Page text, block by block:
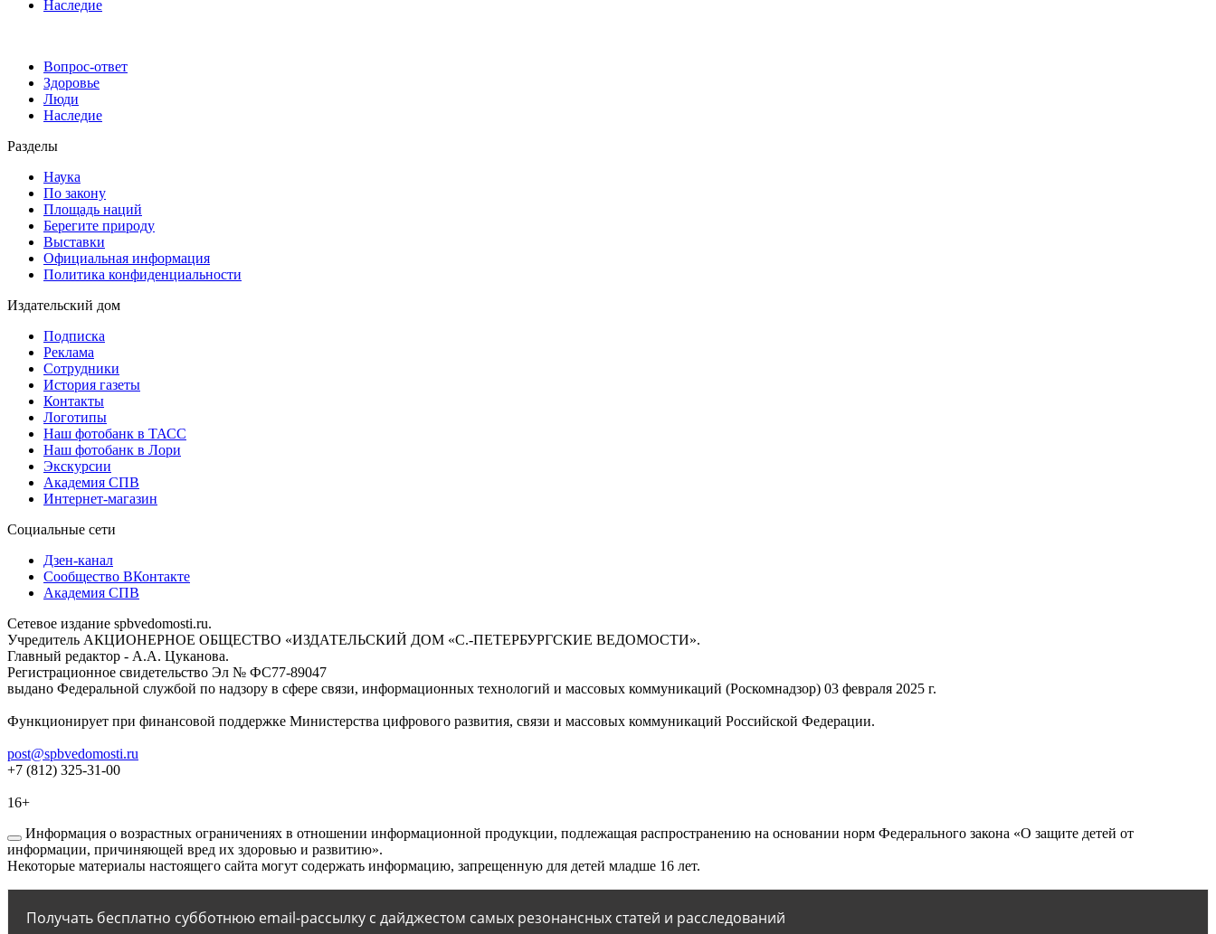
Наследие
Вопрос-ответ
Здоровье
Люди
Наследие
Разделы
Наука
По закону
Площадь наций
Берегите природу
Выставки
Официальная информация
Политика конфиденциальности
Издательский дом
Подписка
Реклама
Сотрудники
История газеты
Контакты
Логотипы
Наш фотобанк в ТАСС
Наш фотобанк в Лори
Экскурсии
Академия СПВ
Интернет-магазин
Социальные сети
Дзен-канал
Сообщество ВКонтакте
Академия СПВ
Сетевое издание spbvedomosti.ru.
Учредитель АКЦИОНЕРНОЕ ОБЩЕСТВО «ИЗДАТЕЛЬСКИЙ ДОМ «С.-ПЕТЕРБУРГСКИЕ ВЕДОМОСТИ».
Главный редактор - А.А. Цуканова.
Регистрационное свидетельство Эл № ФС77-89047
выдано Федеральной службой по надзору в сфере связи, информационных технологий и массовых коммуникаций (Роскомнадзор) 03 февраля 2025 г.
Функционирует при финансовой поддержке Министерства цифрового развития, связи и массовых коммуникаций Российской Федерации.
post@spbvedomosti.ru
+7 (812) 325-31-00
16+
Информация о возрастных ограничениях в отношении информационной продукции, подлежащая распространению на основании норм Федерального закона «О защите детей от
информации, причиняющей вред их здоровью и развитию».
Некоторые материалы настоящего сайта могут содержать информацию, запрещенную для детей младше 16 лет.
Получать бесплатно субботнюю email-рассылку с дайджестом самых резонансных статей и расследований